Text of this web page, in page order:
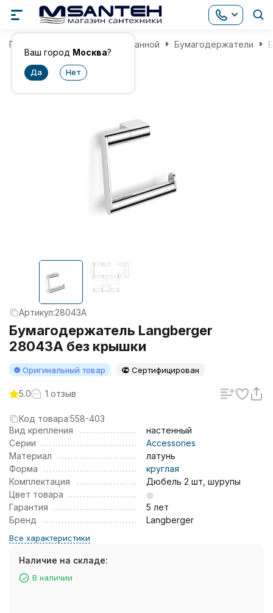
Ваш город Москва?
Главная Аксессуары для ванной Бумагодержатели
Артикул:28043A
Бумагодержатель Langberger
28043A без крышки
Оригинальный товар Сертифицирован
5.0 1 отзыв
Код товара:558-403
Вид крепления
настенный
Серии
Accessories
Материал
латунь
Форма
круглая
Комплектация
Дюбель 2 шт, шурупы
Цвет товара
Гарантия
5 лет
Бренд
Langberger
Все характеристики
Наличие на складе:
В наличии